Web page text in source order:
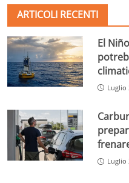
ARTICOLI RECENTI
El
Luglio
Luglio